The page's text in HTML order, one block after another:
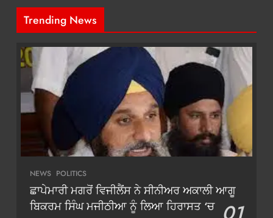
Trending News
NEWS POLITICS
ਛਾਪੇਮਾਰੀ ਮਗਰੋਂ ਵਿਜੀਲੈਂਸ ਨੇ ਸੀਨੀਅਰ ਅਕਾਲੀ ਆਗੂ
ਬਿਕਰਮ ਸਿੰਘ ਮਜੀਠੀਆ ਨੂੰ ਲਿਆ ਹਿਰਾਸਤ ‘ਚ